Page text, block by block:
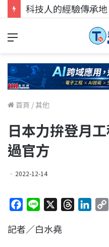
首頁 /其他
日本力拚登月
過官方
2022-12-14
c
n
記者／白水堯